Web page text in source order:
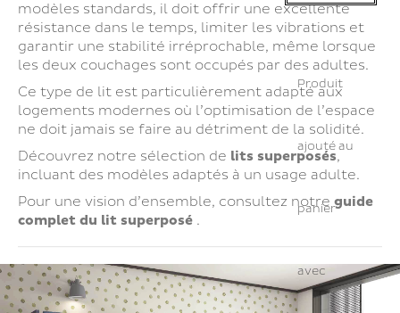
Produit
ajouté au
panier
avec
modèles standards, il doit offrir une excellente
résistance dans le temps, limiter les vibrations et
garantir une stabilité irréprochable, même lorsque
les deux couchages sont occupés par des adultes.
Ce type de lit est particulièrement adapté aux
logements modernes où l’optimisation de l’espace
ne doit jamais se faire au détriment de la solidité.
Découvrez notre sélection de lits superposés,
incluant des modèles adaptés à un usage adulte.
Pour une vision d’ensemble, consultez notreguide
complet du lit superposé .